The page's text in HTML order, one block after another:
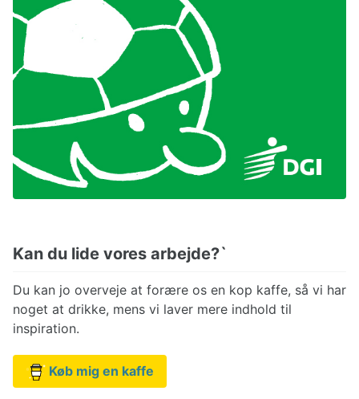
Kan du lide vores arbejde?`
Du kan jo overveje at forære os en kop kaffe, så vi har
noget at drikke, mens vi laver mere indhold til
inspiration.
Køb mig en kaffe